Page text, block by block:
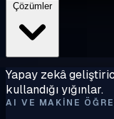
Çözümler
Yapay zekâ
kullandığı yığınlar.
AI VE MAKINE